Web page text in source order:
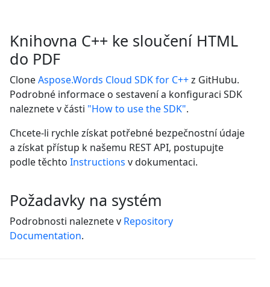
Knihovna C++ ke sloučení HTML
do PDF
CloneAspose.Words Cloud SDK for C++z GitHubu.
Podrobné informace o sestavení a konfiguraci SDK
naleznete v části "How to use the SDK".
Chcete-li rychle získat potřebné bezpečnostní údaje
a získat přístup k našemu REST API, postupujte
podle těchto Instructions v dokumentaci.
Požadavky na systém
Podrobnosti naleznete v Repository
Documentation.